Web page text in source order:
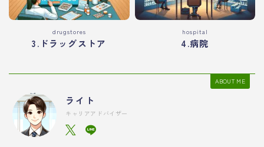
drugstores
3.ドラッグストア
hospital
4.病院
ABOUT ME
ライト
キャリアアドバイザー